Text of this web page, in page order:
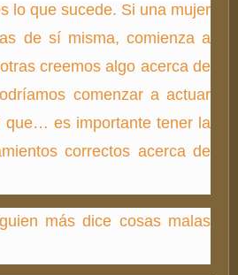
lo que sucede. Si una mujer
de sí misma, comienza a
creemos algo acerca de
comenzar a actuar
que… es importante tener la
correctos acerca de
más dice cosas malas